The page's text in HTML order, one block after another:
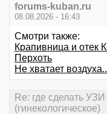
forums-kuban.ru
08.08.2026 - 16:43
Смотри также:
Крапивница и отек
Перхоть
Не хватает воздуха..
Re: где сделать
(гинекологическое)